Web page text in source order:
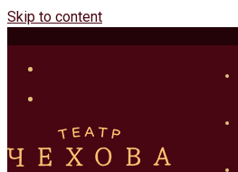
Skip to content